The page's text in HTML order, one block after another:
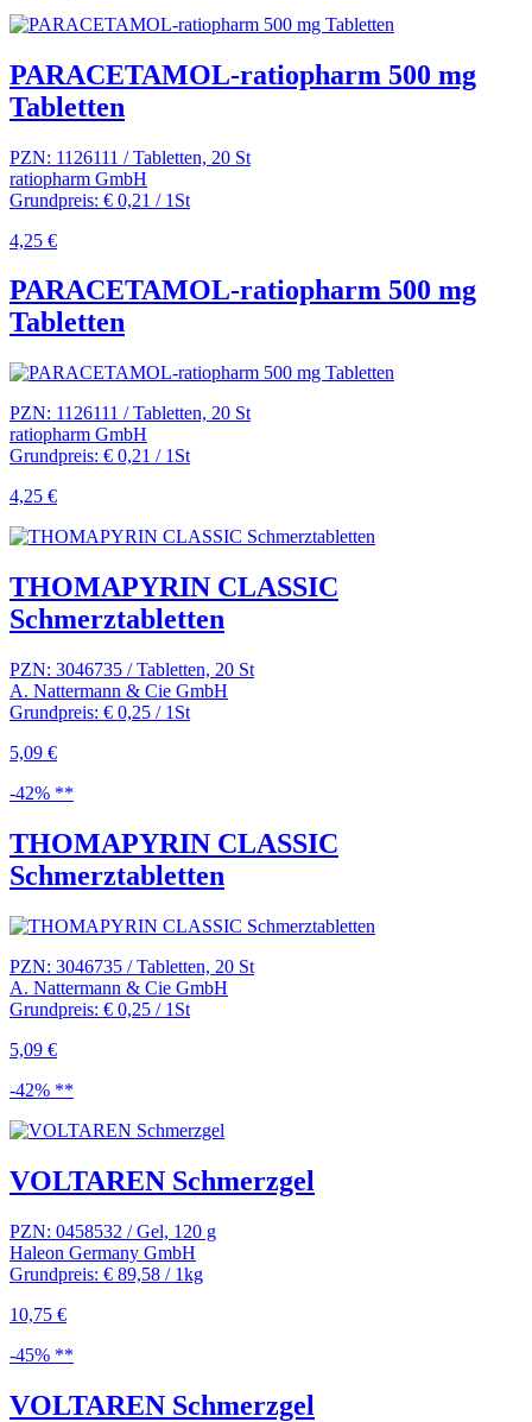
PARACETAMOL-ratiopharm 500 mg
Tabletten
PZN: 1126111 / Tabletten, 20 St
ratiopharm GmbH
Grundpreis: € 0,21 / 1St
4,25 €
PARACETAMOL-ratiopharm 500 mg
Tabletten
PZN: 1126111 / Tabletten, 20 St
ratiopharm GmbH
Grundpreis: € 0,21 / 1St
4,25 €
THOMAPYRIN CLASSIC
Schmerztabletten
PZN: 3046735 / Tabletten, 20 St
A. Nattermann & Cie GmbH
Grundpreis: € 0,25 / 1St
5,09 €
-42% **
THOMAPYRIN CLASSIC
Schmerztabletten
PZN: 3046735 / Tabletten, 20 St
A. Nattermann & Cie GmbH
Grundpreis: € 0,25 / 1St
5,09 €
-42% **
VOLTAREN Schmerzgel
PZN: 0458532 / Gel, 120 g
Haleon Germany GmbH
Grundpreis: € 89,58 / 1kg
10,75 €
-45% **
VOLTAREN Schmerzgel